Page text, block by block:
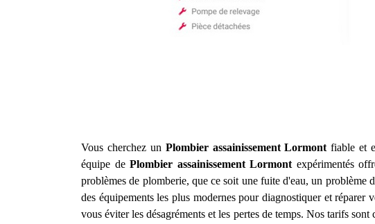
Vous cherchez un Plombier assainissement Lormont fiable et
équipe dePlombier assainissement Lormont expérimentés
problèmes de plomberie, que ce soit une fuite d'eau, un
des équipements les plus modernes pour diagnostiquer et
vous éviter les désagréments et les pertes de temps. Nos tarifs